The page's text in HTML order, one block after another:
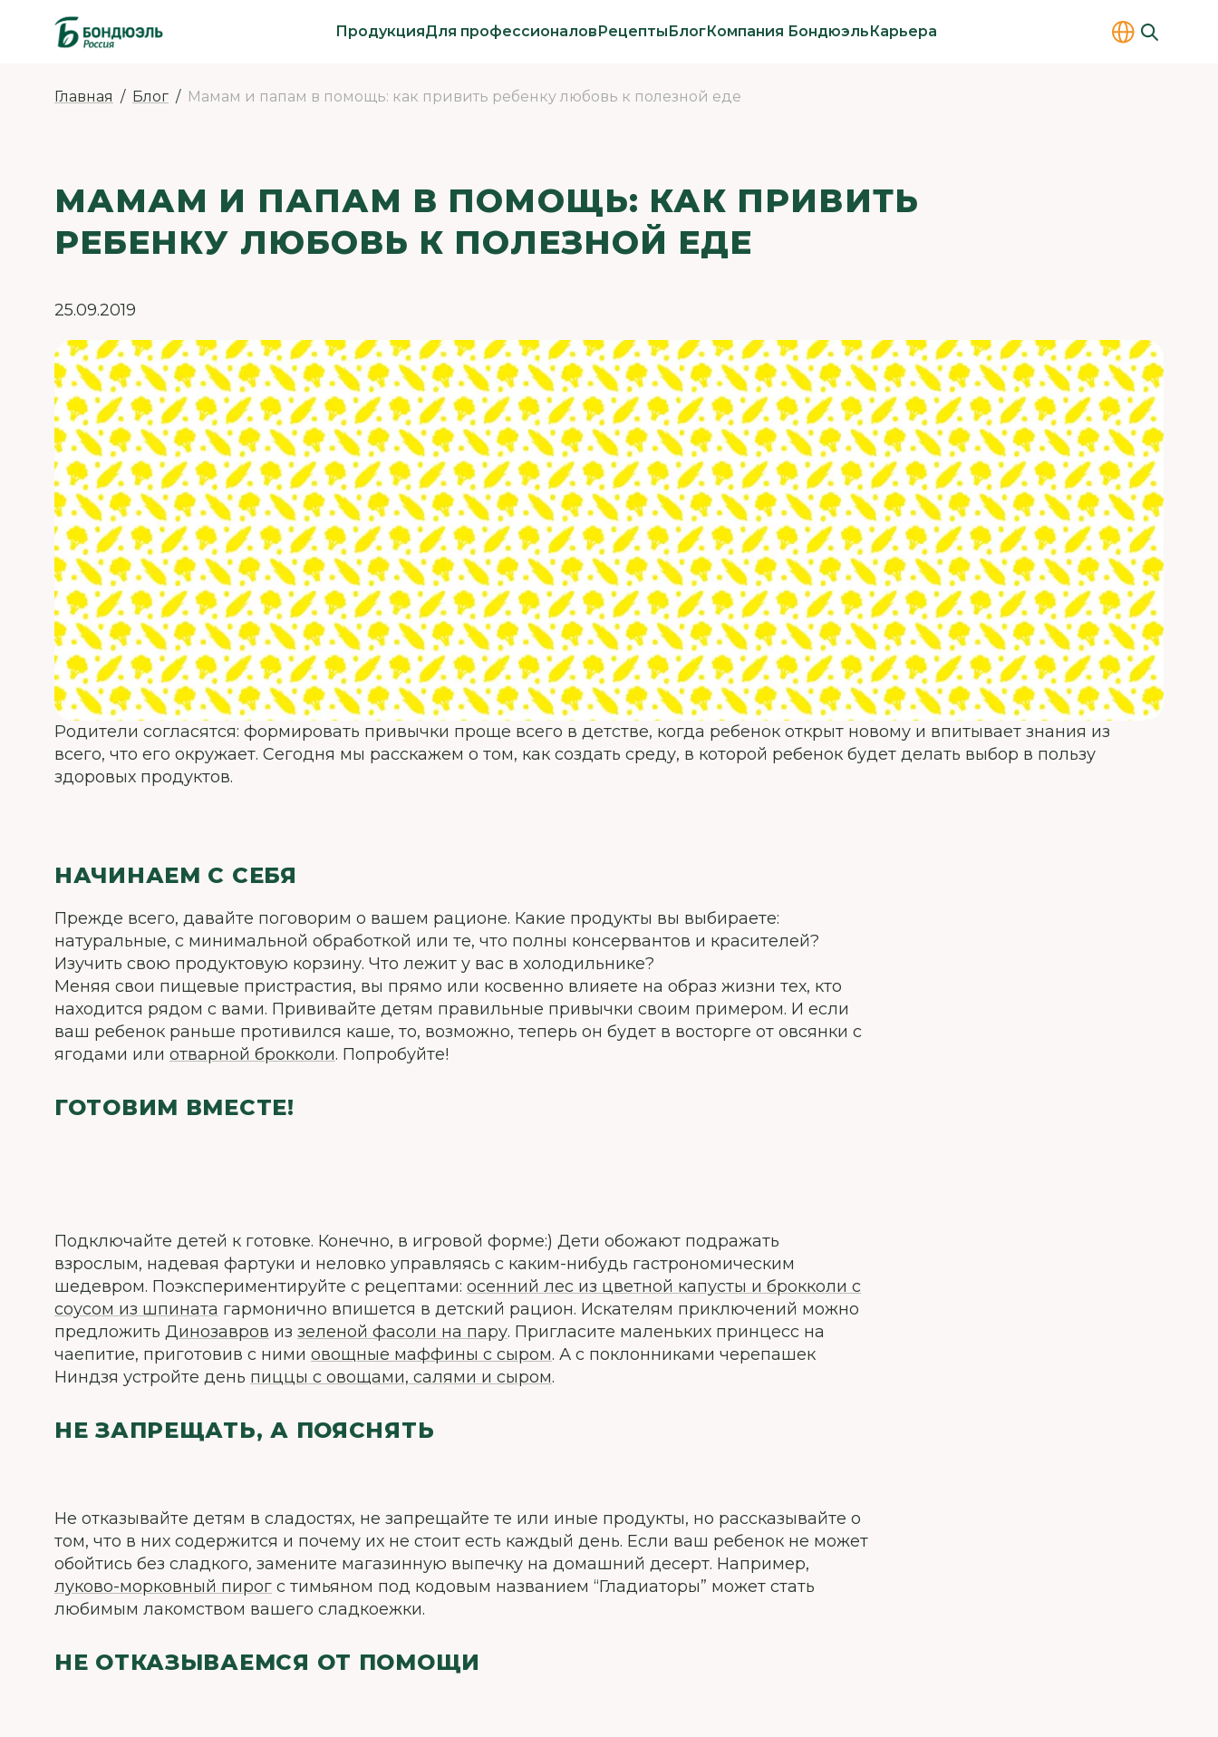
ПродукцияДля профессионаловРецептыБлогКомпания БондюэльКарьера
Главная Блог Мамам и папам в помощь: как привить ребенку любовь к полезной еде
МАМАМ И ПАПАМ В ПОМОЩЬ: КАК ПРИВИТЬ
РЕБЕНКУ ЛЮБОВЬ К ПОЛЕЗНОЙ ЕДЕ
25.09.2019
Родители согласятся: формировать привычки проще всего в детстве, когда ребенок открыт новому и впитывает знания из
всего, что его окружает. Сегодня мы расскажем о том, как создать среду, в которой ребенок будет делать выбор в пользу
здоровых продуктов.
НАЧИНАЕМ С СЕБЯ
Прежде всего, давайте поговорим о вашем рационе. Какие продукты вы выбираете:
натуральные, с минимальной обработкой или те, что полны консервантов и красителей?
Изучить свою продуктовую корзину. Что лежит у вас в холодильнике?
Меняя свои пищевые пристрастия, вы прямо или косвенно влияете на образ жизни тех, кто
находится рядом с вами. Прививайте детям правильные привычки своим примером. И если
ваш ребенок раньше противился каше, то, возможно, теперь он будет в восторге от овсянки с
ягодами или отварной брокколи. Попробуйте!
ГОТОВИМ ВМЕСТЕ!
Подключайте детей к готовке. Конечно, в игровой форме:) Дети обожают подражать
взрослым, надевая фартуки и неловко управляясь с каким-нибудь гастрономическим
шедевром. Поэкспериментируйте с рецептами: осенний лес из цветной капусты и брокколи с
соусом из шпината гармонично впишется в детский рацион. Искателям приключений можно
предложить Динозавров из зеленой фасоли на пару. Пригласите маленьких принцесс на
чаепитие, приготовив с ними овощные маффины с сыром. А с поклонниками черепашек
Ниндзя устройте день пиццы с овощами, салями и сыром.
НЕ ЗАПРЕЩАТЬ, А ПОЯСНЯТЬ
Не отказывайте детям в сладостях, не запрещайте те или иные продукты, но рассказывайте о
том, что в них содержится и почему их не стоит есть каждый день. Если ваш ребенок не может
обойтись без сладкого, замените магазинную выпечку на домашний десерт. Например,
луково-морковный пирог с тимьяном под кодовым названием “Гладиаторы” может стать
любимым лакомством вашего сладкоежки.
НЕ ОТКАЗЫВАЕМСЯ ОТ ПОМОЩИ